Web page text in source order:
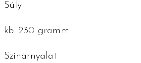
Súly
kb. 230 gramm
Színárnyalat